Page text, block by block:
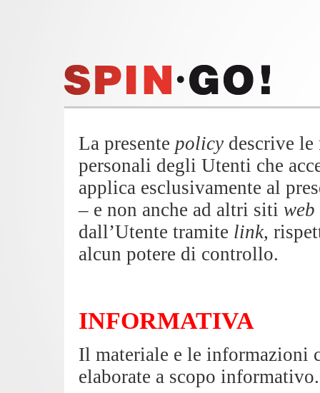
La presente policy descrive
personali degli Utenti che
applica esclusivamente al
– e non anche ad altri siti web
dall’Utente tramite link,
alcun potere di controllo.
INFORMATIVA
Il materiale e le informazioni
elaborate a scopo informativo.